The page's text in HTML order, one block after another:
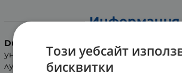
Информация
Durex
уникална комбинация от релефни
лубрикант Performa, специално
Този уебсайт
бисквитки